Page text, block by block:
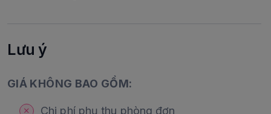
Lưu ý
GIÁ KHÔNG BAO GỒM:
Chi phí phụ thu phòng đơn